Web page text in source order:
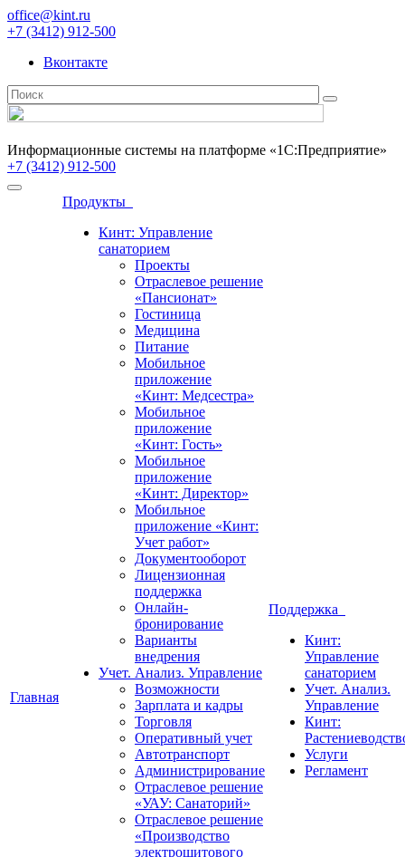
office@kint.ru
+7 (3412) 912-500
Вконтакте
Информационные системы на платформе «1С:Предприятие»
+7 (3412) 912-500
Главная
Продукты
Кинт: Управление
санаторием
Проекты
Отраслевое решение
«Пансионат»
Гостиница
Медицина
Питание
Мобильное
приложение
«Кинт: Медсестра»
Мобильное
приложение
«Кинт: Гость»
Мобильное
приложение
«Кинт: Директор»
Мобильное
приложение «Кинт:
Учет работ»
Документооборот
Лицензионная
поддержка
Онлайн-
бронирование
Варианты
внедрения
Учет. Анализ. Управление
Возможности
Зарплата и кадры
Торговля
Оперативный учет
Автотранспорт
Администрирование
Отраслевое решение
«УАУ: Санаторий»
Отраслевое решение
«Производство
электрощитового
Поддержка
Кинт:
Управление
санаторием
Учет. Анализ.
Управление
Кинт:
Услуги
Регламент